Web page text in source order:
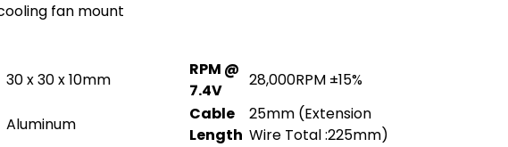
fan mount
30 x 30 x 10mm
RPM @
7.4V
28,000RPM ±15%
Aluminum
Cable
Length
25mm (Extension
Wire Total :225mm)